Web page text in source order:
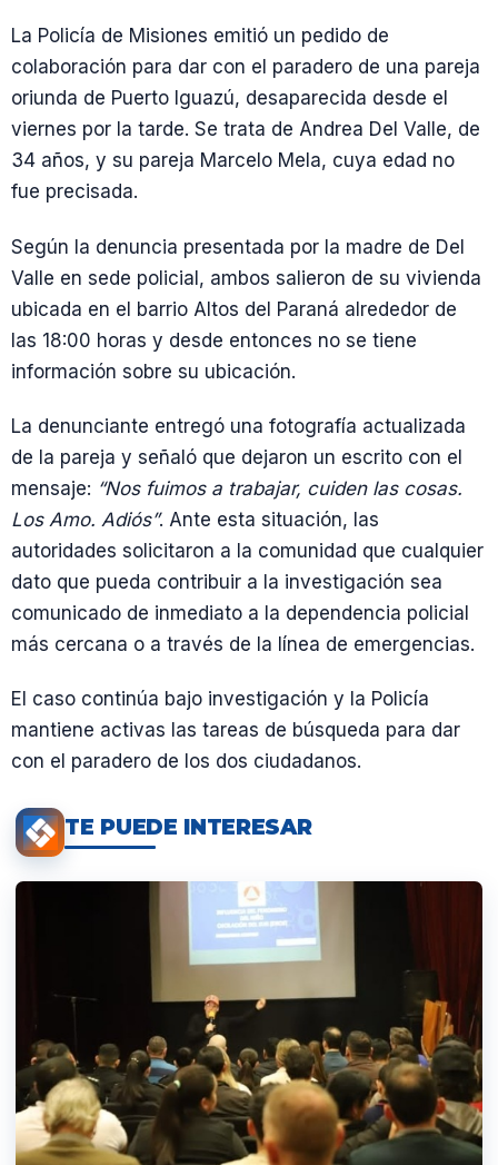
La Policía de Misiones emitió un pedido de
colaboración para dar con el paradero de una pareja
oriunda de Puerto Iguazú, desaparecida desde el
viernes por la tarde. Se trata de Andrea Del Valle, de
34 años, y su pareja Marcelo Mela, cuya edad no
fue precisada.
Según la denuncia presentada por la madre de Del
Valle en sede policial, ambos salieron de su vivienda
ubicada en el barrio Altos del Paraná alrededor de
las 18:00 horas y desde entonces no se tiene
información sobre su ubicación.
La denunciante entregó una fotografía actualizada
de la pareja y señaló que dejaron un escrito con el
mensaje: “Nos fuimos a trabajar, cuiden las cosas.
Los Amo. Adiós”. Ante esta situación, las
autoridades solicitaron a la comunidad que cualquier
dato que pueda contribuir a la investigación sea
comunicado de inmediato a la dependencia policial
más cercana o a través de la línea de emergencias.
El caso continúa bajo investigación y la Policía
mantiene activas las tareas de búsqueda para dar
con el paradero de los dos ciudadanos.
TE PUEDE INTERESAR